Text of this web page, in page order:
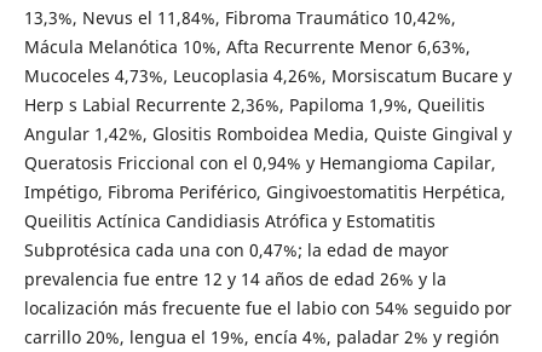
13,3%, Nevus el 11,84%, Fibroma Traumático 10,42%,
Mácula Melanótica 10%, Afta Recurrente Menor 6,63%,
Mucoceles 4,73%, Leucoplasia 4,26%, Morsiscatum Bucare y
Herp s Labial Recurrente 2,36%, Papiloma 1,9%, Queilitis
Angular 1,42%, Glositis Romboidea Media, Quiste Gingival y
Queratosis Friccional con el 0,94% y Hemangioma Capilar,
Impétigo, Fibroma Periférico, Gingivoestomatitis Herpética,
Queilitis Actínica Candidiasis Atrófica y Estomatitis
Subprotésica cada una con 0,47%; la edad de mayor
prevalencia fue entre 12 y 14 años de edad 26% y la
localización más frecuente fue el labio con 54% seguido por
carrillo 20%, lengua el 19%, encía 4%, paladar 2% y región